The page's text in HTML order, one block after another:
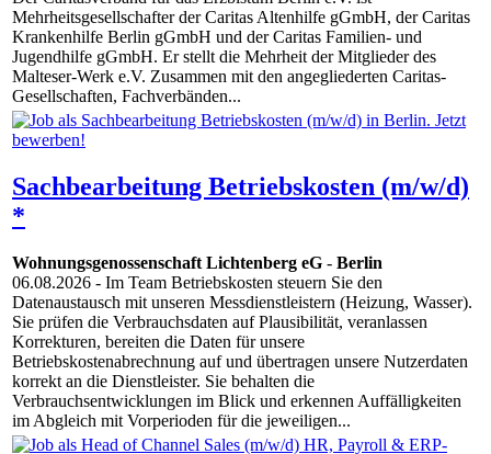
Mehrheitsgesellschafter der Caritas Altenhilfe gGmbH, der Caritas
Krankenhilfe Berlin gGmbH und der Caritas Familien- und
Jugendhilfe gGmbH. Er stellt die Mehrheit der Mitglieder des
Malteser-Werk e.V. Zusammen mit den angegliederten Caritas-
Gesellschaften, Fachverbänden...
Sachbearbeitung Betriebskosten (m/w/d)
*
Wohnungsgenossenschaft Lichtenberg eG - Berlin
06.08.2026 - Im Team Betriebskosten steuern Sie den
Datenaustausch mit unseren Messdienstleistern (Heizung, Wasser).
Sie prüfen die Verbrauchsdaten auf Plausibilität, veranlassen
Korrekturen, bereiten die Daten für unsere
Betriebskostenabrechnung auf und übertragen unsere Nutzerdaten
korrekt an die Dienstleister. Sie behalten die
Verbrauchsentwicklungen im Blick und erkennen Auffälligkeiten
im Abgleich mit Vorperioden für die jeweiligen...